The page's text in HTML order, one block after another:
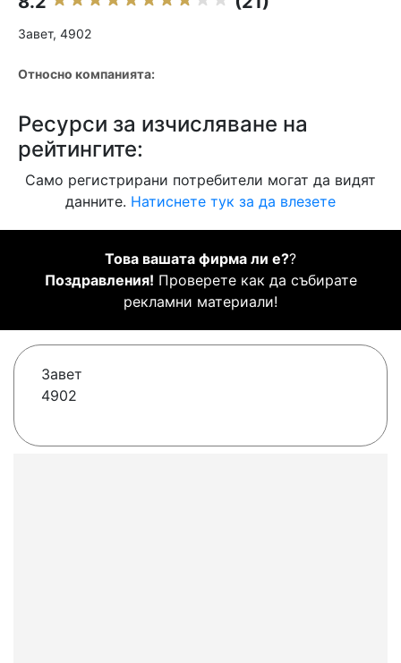
Завет, 4902
Относно компанията:
Ресурси за изчисляване на
рейтингите:
Само регистрирани потребители могат да видят
данните. Натиснете тук за да влезете
Това вашата фирма ли е??
Поздравления! Проверете как да събирате
рекламни материали!
Завет
4902